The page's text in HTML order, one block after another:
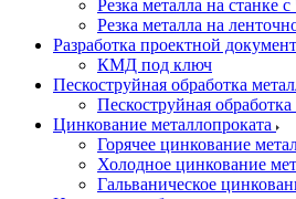
Резка металла на станке
Резка металла на
Разработка проектной
КМД под ключ
Пескоструйная обработка
Пескоструйная
Цинкование металлопроката
Горячее цинкование
Холодное цинкование
Гальваническое